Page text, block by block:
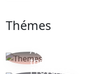
Thémes
Autres
thèmes
Proverbe